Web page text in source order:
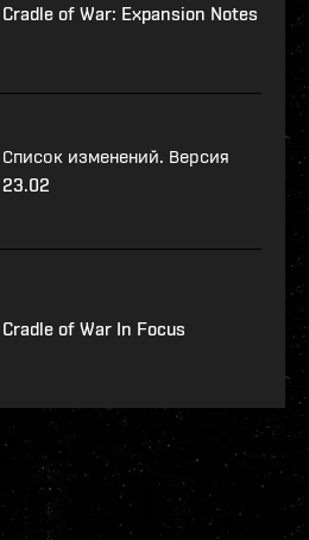
Cradle of War: Expansion Notes
Список изменений. Версия
23.02
Cradle of War In Focus